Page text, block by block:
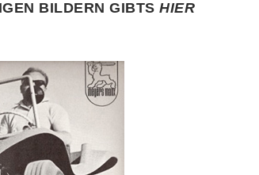
BILDERN GIBTS HIER